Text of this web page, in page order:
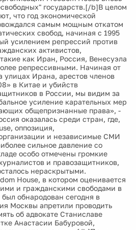
государств.[/b]В целом
что год экономической
самым мощным откатом
свобод, начиная с 1995
усилением репрессий против
активистов,
как Иран, Россия, Венесуэла
репрессивными. Начиная от
улицах Ирана, арестов членов
в Китае и убийств
в России, мы видим за
усиление карательных мер
общепризнанные права», -
оказалась среди стран, где,
оппозиция,
и независимые СМИ
сильное давление со
особо отмечены громкие
и правозащитников,
нераскрытыми.
House, в котором оценивается
и гражданскими свободами в
обнародован сегодня в
Москвы апретили проводить
об адвокате Станиславе
Анастасии Бабуровой,